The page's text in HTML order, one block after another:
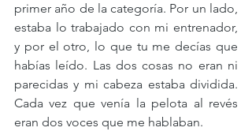
primer año de la categoría. Por un lado,
estaba lo trabajado con mi entrenador,
y por el otro, lo que tu me decías que
habías leído. Las dos cosas no eran ni
parecidas y mi cabeza estaba dividida.
Cada vez que venía la pelota al revés
eran dos voces que me hablaban.